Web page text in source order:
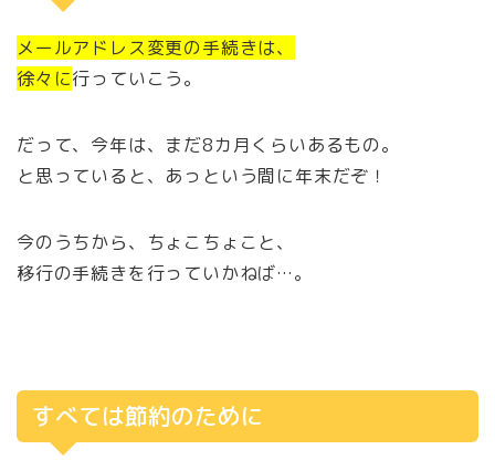
メールアドレス変更の手続きは、
徐々に行っていこう。
だって、今年は、まだ8カ月くらいあるもの。
と思っていると、あっという間に年末だぞ！
今のうちから、ちょこちょこと、
移行の手続きを行っていかねば…。
すべては節約のために